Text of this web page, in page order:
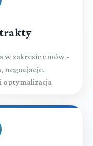
w zakresie umów -
negocjacje.
optymalizacja